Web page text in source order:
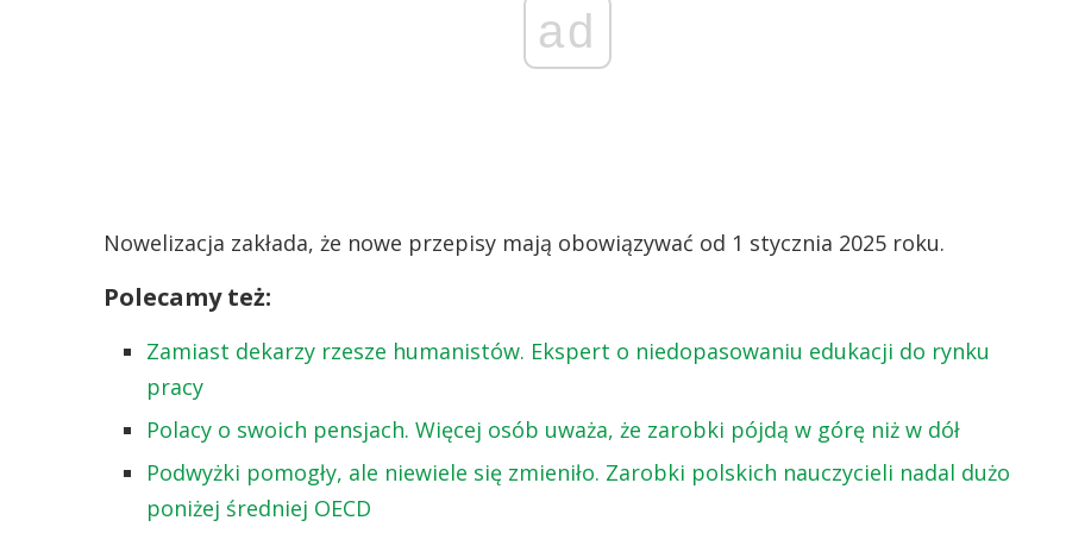
ad
Nowelizacja zakłada, że nowe przepisy mają obowiązywać od 1 stycznia 2025 roku.
Polecamy też:
Zamiast dekarzy rzesze humanistów. Ekspert o niedopasowaniu edukacji do rynku
pracy
Polacy o swoich pensjach. Więcej osób uważa, że zarobki pójdą w górę niż w dół
Podwyżki pomogły, ale niewiele się zmieniło. Zarobki polskich nauczycieli nadal dużo
poniżej średniej OECD